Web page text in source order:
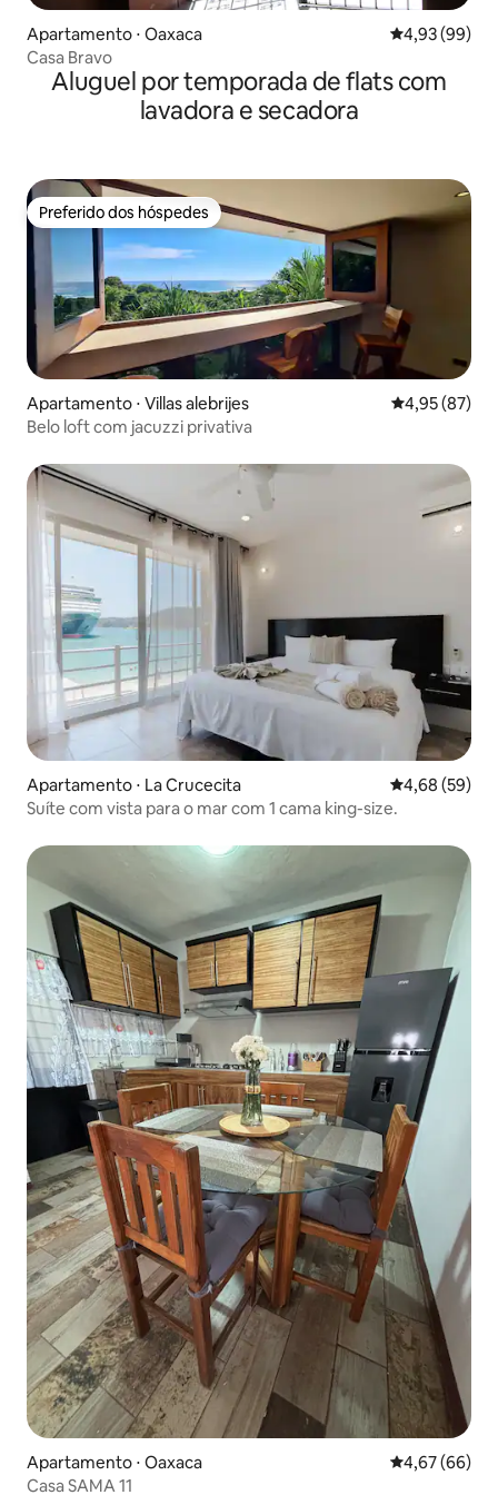
Apartamento ⋅ Oaxaca 4,93 de uma
4,93 (99)
Casa Bravo
Aluguel por temporada de flats com
lavadora e secadora
Preferido dos hóspedes
Preferido dos hóspedes
Apartamento ⋅ Villas alebrijes 4,95 de uma
4,95 (87)
Belo loft com jacuzzi privativa
Apartamento ⋅ La Crucecita 4,68 de uma
4,68 (59)
Suíte com vista para o mar com 1 cama king-size.
Apartamento ⋅ Oaxaca 4,67 de uma
4,67 (66)
Casa SAMA 11